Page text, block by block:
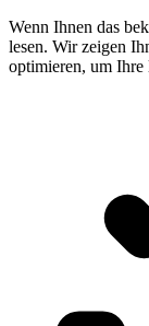
Wenn Ihnen das
lesen. Wir zeigen
optimieren, um Ihre